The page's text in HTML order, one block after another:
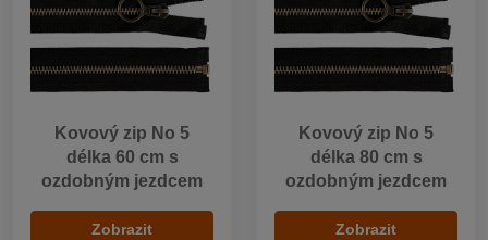
Kovový zip No 5
délka 60 cm s
ozdobným jezdcem
Zobrazit
Kovový zip No 5
délka 80 cm s
ozdobným jezdcem
Zobrazit